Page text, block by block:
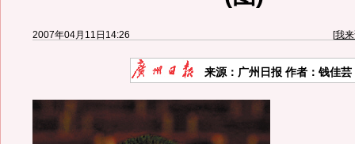
2007年04月11日14:26 [我
来源：广州日报 作者：钱佳芸